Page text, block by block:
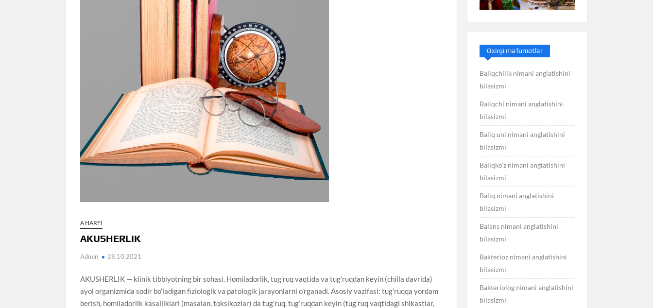
A HARFI
AKUSHERLIK
Admin 28.10.2021
AKUSHERLIK — klinik tibbiyotning bir sohasi. Homiladorlik, tug’ruq vaqtida va tug’ruqdan keyin (chilla davrida)
ayol organizmida sodir bo’ladigan fiziologik va patologik jarayonlarni o’rganadi. Asosiy vazifasi: tug’ruqqa yordam
berish, homiladorlik kasalliklari (masalan, toksikozlar) da tug’ruq, tug’ruqdan keyin (tug’ruq vaqtidagi shikastlar,
Oxirgi ma’lumotlar
Baliqchilik nimani anglatishini
bilasizmi
Baliqchi nimani anglatishini
bilasizmi
Baliq uni nimani anglatishini
bilasizmi
Baliqko’z nimani anglatishini
bilasizmi
Baliq nimani anglatishini
bilasizmi
Balans nimani anglatishini
bilasizmi
Bakterioz nimani anglatishini
bilasizmi
Bakteriolog nimani anglatishini
bilasizmi